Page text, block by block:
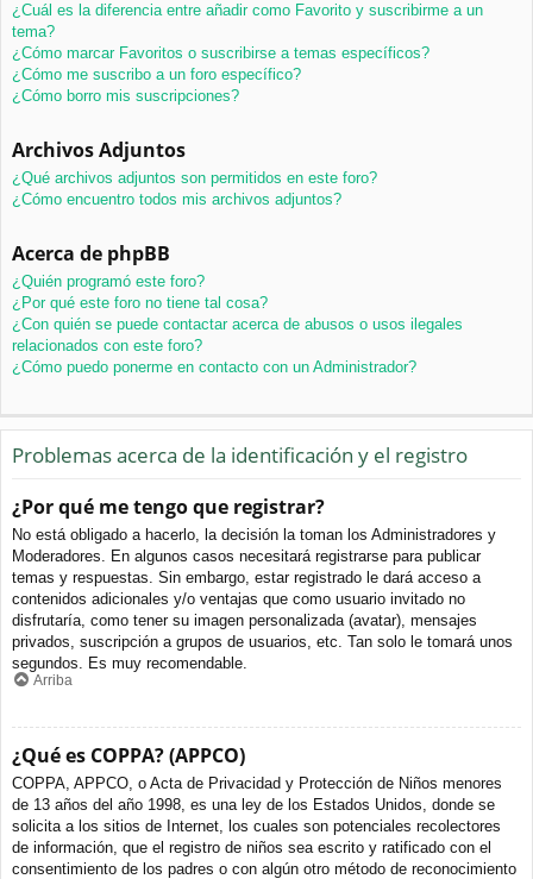
¿Cuál es la diferencia entre añadir como Favorito y suscribirme a un
tema?
¿Cómo marcar Favoritos o suscribirse a temas específicos?
¿Cómo me suscribo a un foro específico?
¿Cómo borro mis suscripciones?
Archivos Adjuntos
¿Qué archivos adjuntos son permitidos en este foro?
¿Cómo encuentro todos mis archivos adjuntos?
Acerca de phpBB
¿Quién programó este foro?
¿Por qué este foro no tiene tal cosa?
¿Con quién se puede contactar acerca de abusos o usos ilegales
relacionados con este foro?
¿Cómo puedo ponerme en contacto con un Administrador?
Problemas acerca de la identificación y el registro
¿Por qué me tengo que registrar?
No está obligado a hacerlo, la decisión la toman los Administradores y
Moderadores. En algunos casos necesitará registrarse para publicar
temas y respuestas. Sin embargo, estar registrado le dará acceso a
contenidos adicionales y/o ventajas que como usuario invitado no
disfrutaría, como tener su imagen personalizada (avatar), mensajes
privados, suscripción a grupos de usuarios, etc. Tan solo le tomará unos
segundos. Es muy recomendable.
Arriba
¿Qué es COPPA? (APPCO)
COPPA, APPCO, o Acta de Privacidad y Protección de Niños menores
de 13 años del año 1998, es una ley de los Estados Unidos, donde se
solicita a los sitios de Internet, los cuales son potenciales recolectores
de información, que el registro de niños sea escrito y ratificado con el
consentimiento de los padres o con algún otro método de reconocimiento